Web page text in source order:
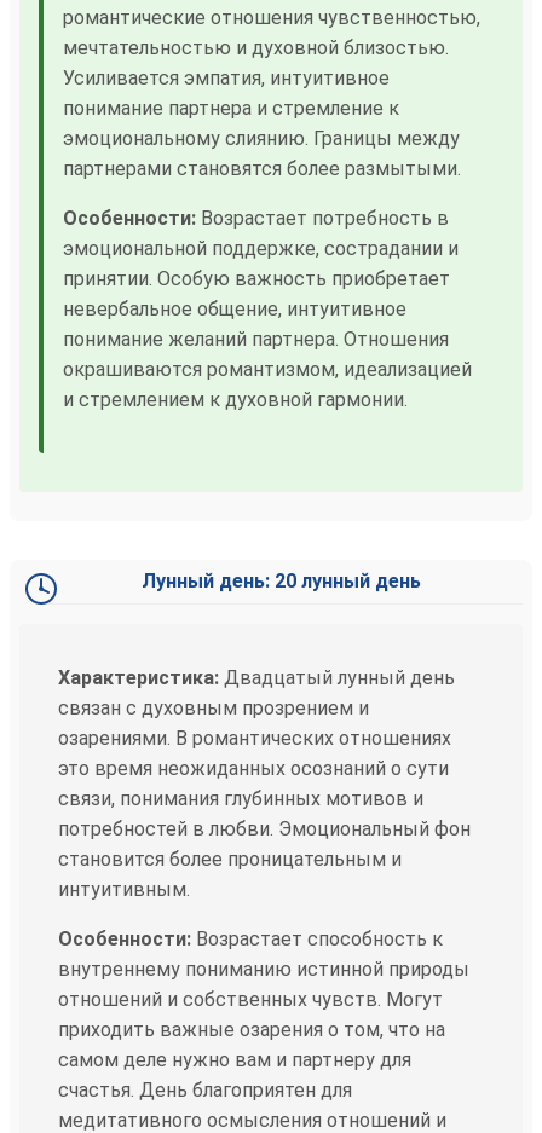
романтические отношения чувственностью,
мечтательностью и духовной близостью.
Усиливается эмпатия, интуитивное
понимание партнера и стремление к
эмоциональному слиянию. Границы между
партнерами становятся более размытыми.
Особенности: Возрастает потребность в
эмоциональной поддержке, сострадании и
принятии. Особую важность приобретает
невербальное общение, интуитивное
понимание желаний партнера. Отношения
окрашиваются романтизмом, идеализацией
и стремлением к духовной гармонии.
Лунный день: 20 лунный день
Характеристика: Двадцатый лунный день
связан с духовным прозрением и
озарениями. В романтических отношениях
это время неожиданных осознаний о сути
связи, понимания глубинных мотивов и
потребностей в любви. Эмоциональный фон
становится более проницательным и
интуитивным.
Особенности: Возрастает способность к
внутреннему пониманию истинной природы
отношений и собственных чувств. Могут
приходить важные озарения о том, что на
самом деле нужно вам и партнеру для
счастья. День благоприятен для
медитативного осмысления отношений и